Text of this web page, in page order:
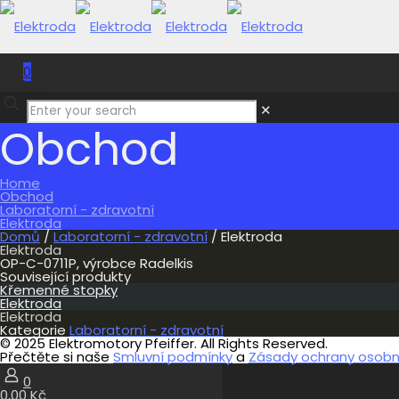
0
0,00 Kč
✕
Obchod
Home
Obchod
Laboratorní - zdravotní
Elektroda
Domů / Laboratorní - zdravotní / Elektroda
Elektroda
OP-C-0711P, výrobce Radelkis
Související produkty
Křemenné stopky
Elektroda
Elektroda
Kategorie Laboratorní - zdravotní
© 2025 Elektromotory Pfeiffer. All Rights Reserved.
Přečtěte si naše Smluvní podmínkya Zásady ochrany
0
0,00 Kč